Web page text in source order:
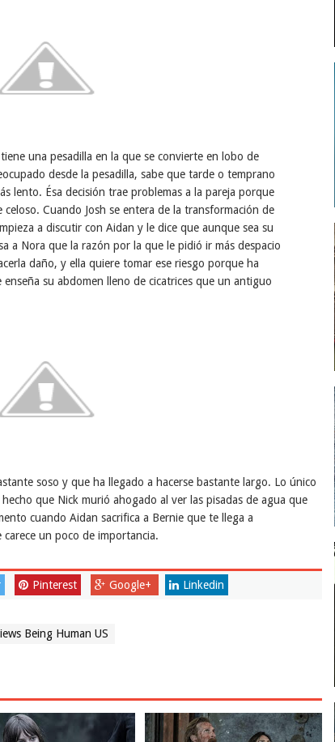
una pesadilla en la que se convierte en lobo de
desde la pesadilla, sabe que tarde o temprano
lento. Ésa decisión trae problemas a la pareja porque
Cuando Josh se entera de la transformación de
a discutir con Aidan y le dice que aunque sea su
a Nora que la razón por la que le pidió ir más despacio
daño, y ella quiere tomar ese riesgo porque ha
su abdomen lleno de cicatrices que un antiguo
soso y que ha llegado a hacerse bastante largo. Lo único
que Nick murió ahogado al ver las pisadas de agua que
cuando Aidan sacrifica a Bernie que te llega a
un poco de importancia.
Pinterest Google+ Linkedin
Being Human US